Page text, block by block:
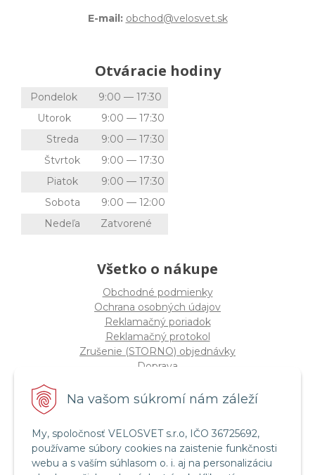
Na vašom súkromí nám záleží
My, spoločnosť VELOSVET s.r.o, IČO 36725692,
používame súbory cookies na zaistenie funkčnosti
webu a s vaším súhlasom o. i. aj na personalizáciu
E-mail: obchod@velosvet.sk
Otváracie hodiny
Pondelok
9:00 — 17:30
Utorok
9:00 — 17:30
Streda
9:00 — 17:30
Štvrtok
9:00 — 17:30
Piatok
9:00 — 17:30
Sobota
9:00 — 12:00
Nedeľa
Zatvorené
Všetko o nákupe
Obchodné podmienky
Ochrana osobných údajov
Reklamačný poriadok
Reklamačný protokol
Zrušenie (STORNO) objednávky
Doprava
Štatút súťaže "Vianoce 2025"
Servis a služby
Servis bicyklov a elektrobicyklov